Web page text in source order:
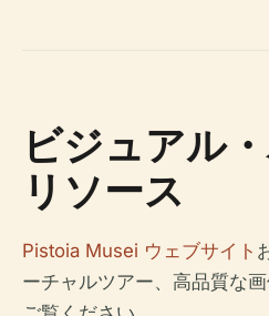
ビジュアル
リソース
Pistoia Musei ウェブサイト
ーチャルツアー、高品質な